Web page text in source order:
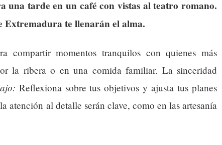
una tarde en un café con vistas al teatro romano.
te llenarán el alma.
compartir momentos tranquilos con quienes más
la ribera o en una comida familiar. La sinceridad
Reflexiona sobre tus objetivos y ajusta tus planes
atención al detalle serán clave, como en las artesanía